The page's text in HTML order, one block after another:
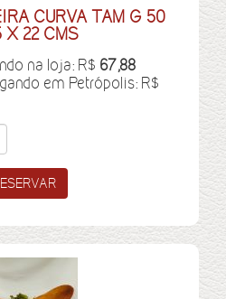
CURVA TAM G 50
X 22 CMS
na loja: R$ 67,88
em Petrópolis: R$